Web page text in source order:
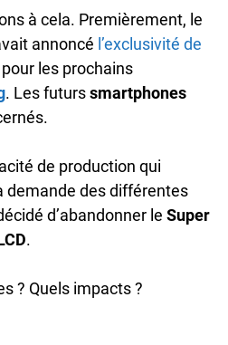
à cela. Premièrement, le
annoncé l’exclusivité de
pour les prochains
. Les futurssmartphones
de production qui
demande des différentes
d’abandonner le Super
.
? Quels impacts ?